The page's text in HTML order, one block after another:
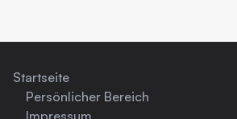
Startseite
Persönlicher Bereich